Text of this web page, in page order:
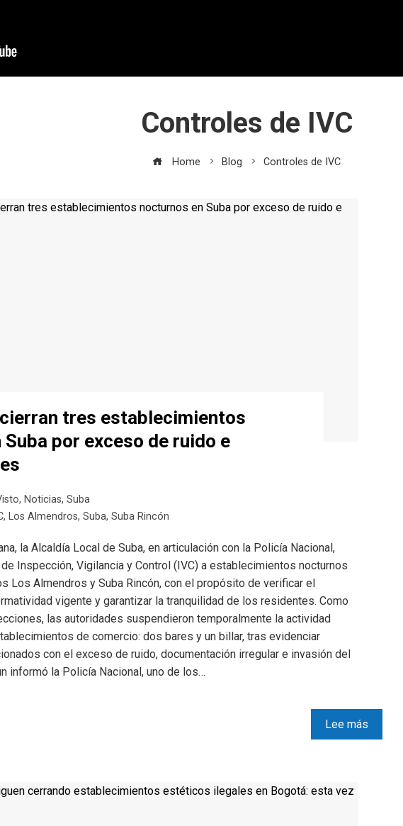
Controles de IVC
Home Blog Controles de IVC
tres establecimientos
por exceso de ruido e
, Noticias, Suba
, Los Almendros, Suba, Suba Rincón
la Alcaldía Local de Suba, en articulación con la Policía Nacional,
Inspección, Vigilancia y Control (IVC) a establecimientos nocturnos
Los Almendros y Suba Rincón, con el propósito de verificar el
vigente y garantizar la tranquilidad de los residentes. Como
las autoridades suspendieron temporalmente la actividad
de comercio: dos bares y un billar, tras evidenciar
con el exceso de ruido, documentación irregular e invasión del
informó la Policía Nacional, uno de los…
Lee más